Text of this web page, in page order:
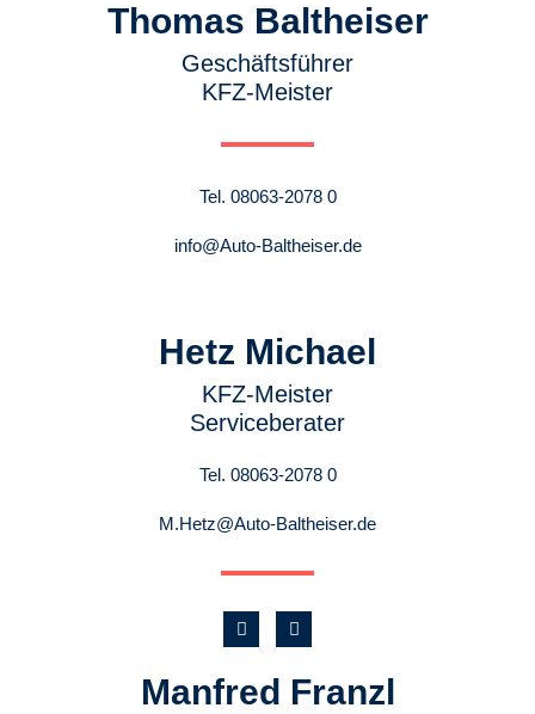
Thomas Baltheiser
Geschäftsführer
KFZ-Meister
Tel. 08063-2078 0
info@Auto-Baltheiser.de
Hetz Michael
KFZ-Meister
Serviceberater
Tel. 08063-2078 0
M.Hetz@Auto-Baltheiser.de
Manfred Franzl